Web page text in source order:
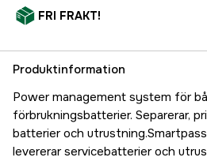
FRI FRAKT!
Produktinformation
Power management system för
förbrukningsbatterier. Separerar,
batterier och
levererar servicebatterier och